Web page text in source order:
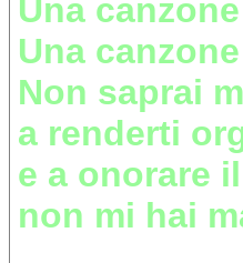
Una
Una
Non saprai
a renderti
e a onorare
non mi hai